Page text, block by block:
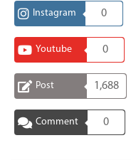
Instagram 0
Youtube 0
Post 1,688
Comment 0